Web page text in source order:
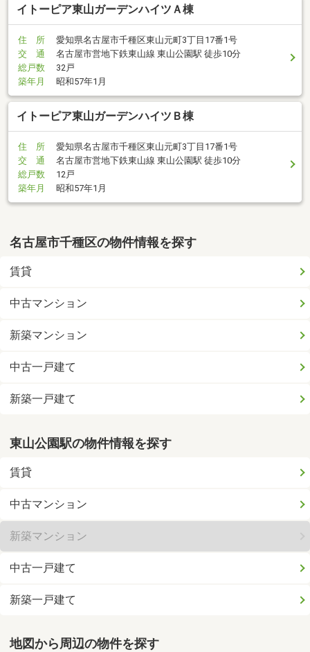
イトーピア東山ガーデンハイツＡ棟
住 所
愛知県名古屋市千種区東山元町3丁目17番1号
交 通
名古屋市営地下鉄東山線 東山公園駅 徒歩10分
総戸数
32戸
築年月
昭和57年1月
イトーピア東山ガーデンハイツＢ棟
住 所
愛知県名古屋市千種区東山元町3丁目17番1号
交 通
名古屋市営地下鉄東山線 東山公園駅 徒歩10分
総戸数
12戸
築年月
昭和57年1月
名古屋市千種区の物件情報を探す
賃貸
中古マンション
新築マンション
中古一戸建て
新築一戸建て
東山公園駅の物件情報を探す
賃貸
中古マンション
新築マンション
中古一戸建て
新築一戸建て
地図から周辺の物件を探す